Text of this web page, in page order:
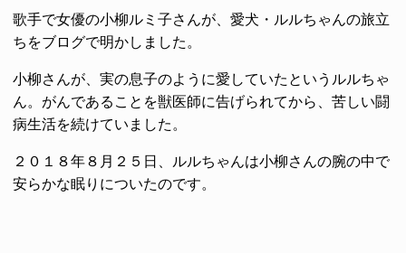
歌手で女優の小柳ルミ子さんが、愛犬・ルルちゃんの旅立
ちをブログで明かしました。
小柳さんが、実の息子のように愛していたというルルちゃ
ん。がんであることを獣医師に告げられてから、苦しい闘
病生活を続けていました。
２０１８年８月２５日、ルルちゃんは小柳さんの腕の中で
安らかな眠りについたのです。